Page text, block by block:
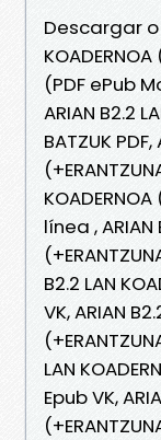
Descargar o
(PDF ePub
ARIAN B2.2
BATZUK PDF,
línea , ARIAN
B2.2 LAN
VK, ARIAN
LAN
Epub VK,